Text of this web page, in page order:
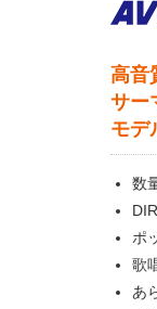
高音
サー
モデ
数
ポ
歌
あ